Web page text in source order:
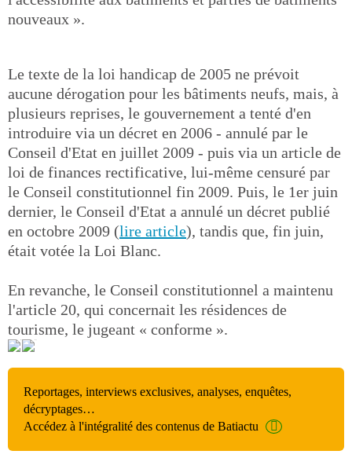
nouveaux ».
Le texte de la loi handicap de 2005 ne prévoit
aucune dérogation pour les bâtiments neufs, mais, à
plusieurs reprises, le gouvernement a tenté d'en
introduire via un décret en 2006 - annulé par le
Conseil d'Etat en juillet 2009 - puis via un article de
loi de finances rectificative, lui-même censuré par
le Conseil constitutionnel fin 2009. Puis, le 1er juin
dernier, le Conseil d'Etat a annulé un décret publié
en octobre 2009 (lire article), tandis que, fin juin,
était votée la Loi Blanc.
En revanche, le Conseil constitutionnel a maintenu
l'article 20, qui concernait les résidences de
tourisme, le jugeant « conforme ».
Reportages, interviews exclusives, analyses, enquêtes,
décryptages…
Accédez à l'intégralité des contenus de Batiactu